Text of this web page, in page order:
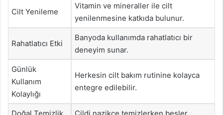
Cilt Yenileme
Vitamin ve mineraller ile cilt
yenilenmesine katkıda bulunur.
Rahatlatıcı Etki
Banyoda kullanımda rahatlatıcı bir
deneyim sunar.
Günlük
Kullanım
Kolaylığı
Herkesin cilt bakım rutinine kolayca
entegre edilebilir.
Doğal Temizlik Cildi nazikçe temizlerken besler.